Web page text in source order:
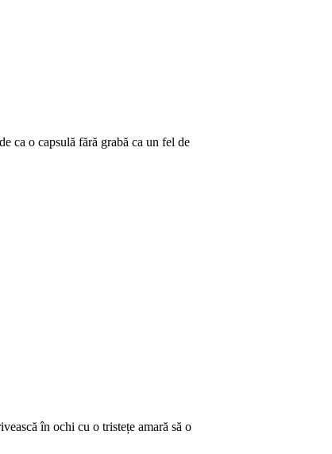
ca o capsulă fără grabă ca un fel de
în ochi cu o tristețe amară să o